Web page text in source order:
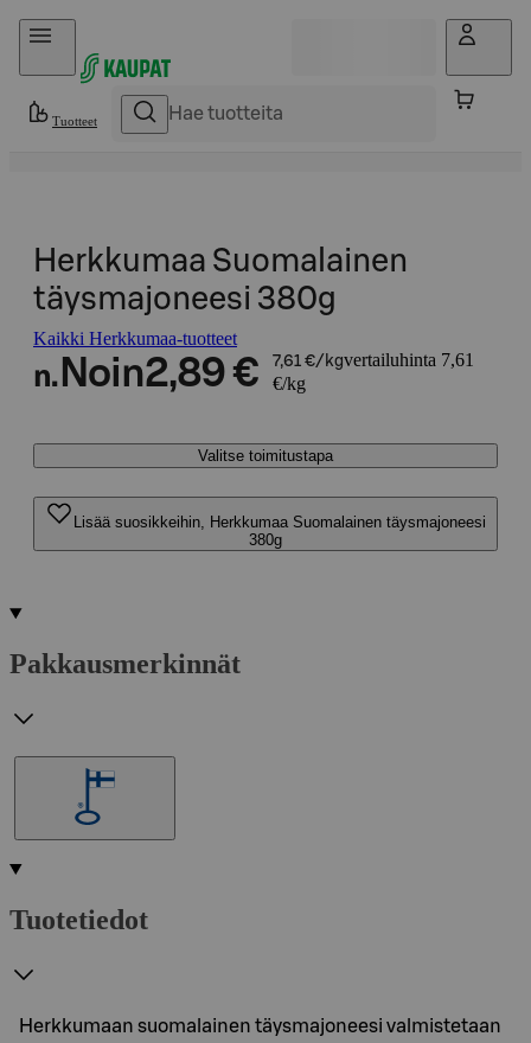
Hyppää sisältöön
Tuotteet
Herkkumaa Suomalainen
täysmajoneesi 380g
Kaikki Herkkumaa-tuotteet
n. Noin2,89 € 7,61 €/kgvertailuhinta 7,61
€/kg
Valitse toimitustapa
Lisää suosikkeihin, Herkkumaa Suomalainen täysmajoneesi
380g
Pakkausmerkinnät
Tuotetiedot
Herkkumaan suomalainen täysmajoneesi valmistetaan